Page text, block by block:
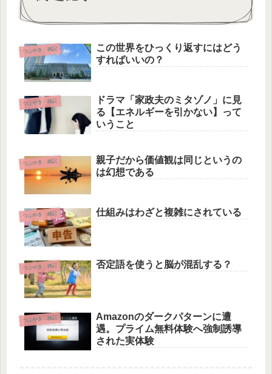
つぶやき・雑記
この世界をひっくり返すにはどう
すればいいの？
つぶやき・雑記
ドラマ「家政夫のミタゾノ」に見
る【エネルギーを引かない】って
いうこと
つぶやき・雑記
親子だから価値観は同じというの
は幻想である
つぶやき・雑記 仕組みはわざと複雑にされている
つぶやき・雑記 否定語を使うと脳が混乱する？
つぶやき・雑記
Amazonのダークパターンに遭
遇。プライム無料体験へ強制誘導
された実体験